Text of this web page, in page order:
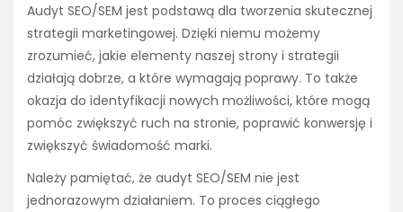
Audyt SEO/SEM jest podstawą dla tworzenia skutecznej
strategii marketingowej. Dzięki niemu możemy
zrozumieć, jakie elementy naszej strony i strategii
działają dobrze, a które wymagają poprawy. To także
okazja do identyfikacji nowych możliwości, które mogą
pomóc zwiększyć ruch na stronie, poprawić konwersję i
zwiększyć świadomość marki.
Należy pamiętać, że audyt SEO/SEM nie jest
jednorazowym działaniem. To proces ciągłego